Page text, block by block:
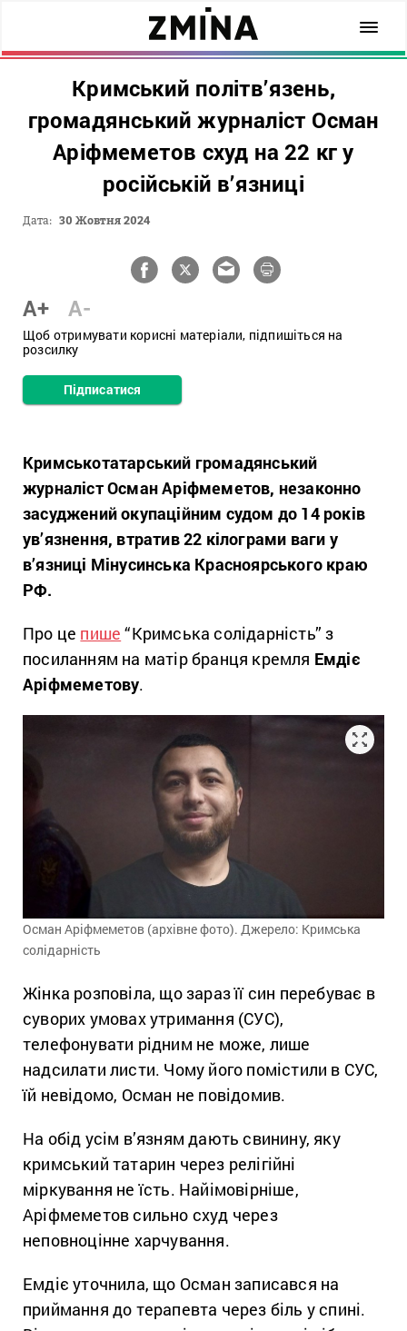
Кримський політв’язень,
громадянський журналіст Осман
Аріфмеметов схуд на 22 кг у
російській в’язниці
Дата: 30 Жовтня 2024
A+ A-
Щоб отримувати корисні матеріали, підпишіться на
розсилку
Підписатися
Кримськотатарський громадянський
журналіст Осман Аріфмеметов, незаконно
засуджений окупаційним судом до 14 років
ув’язнення, втратив 22 кілограми ваги у
в’язниці Мінусинська Красноярського краю
РФ.
Про це пише “Кримська солідарність” з
посиланням на матір бранця кремля Емдіє
Аріфмеметову.
Осман Аріфмеметов (архівне фото). Джерело: Кримська
солідарність
Жінка розповіла, що зараз її син перебуває в
суворих умовах утримання (СУС),
телефонувати рідним не може, лише
надсилати листи. Чому його помістили в СУС,
їй невідомо, Осман не повідомив.
На обід усім в’язням дають свинину, яку
кримський татарин через релігійні
міркування не їсть. Найімовірніше,
Аріфмеметов сильно схуд через
неповноцінне харчування.
Емдіє уточнила, що Осман записався на
приймання до терапевта через біль у спині.